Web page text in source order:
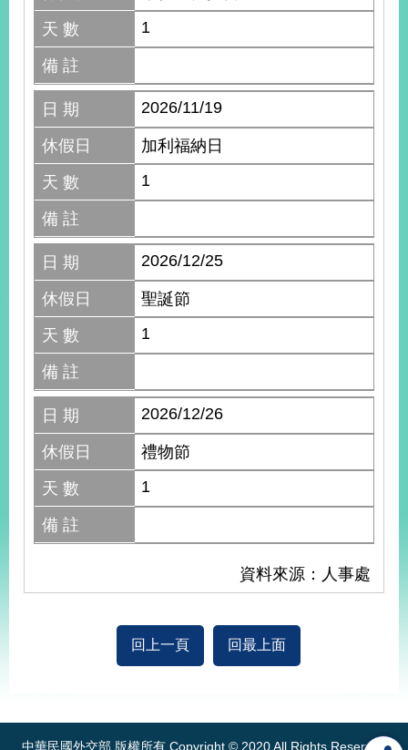
天 數
1
備 註
日 期 2026/11/19
休假日
加利福納日
天 數
1
備 註
日 期 2026/12/25
休假日
聖誕節
天 數
1
備 註
日 期 2026/12/26
休假日
禮物節
天 數
1
備 註
資料來源：人事處
回上一頁 回最上面
中華民國外交部 版權所有 Copyright © 2020 All Rights Reserved